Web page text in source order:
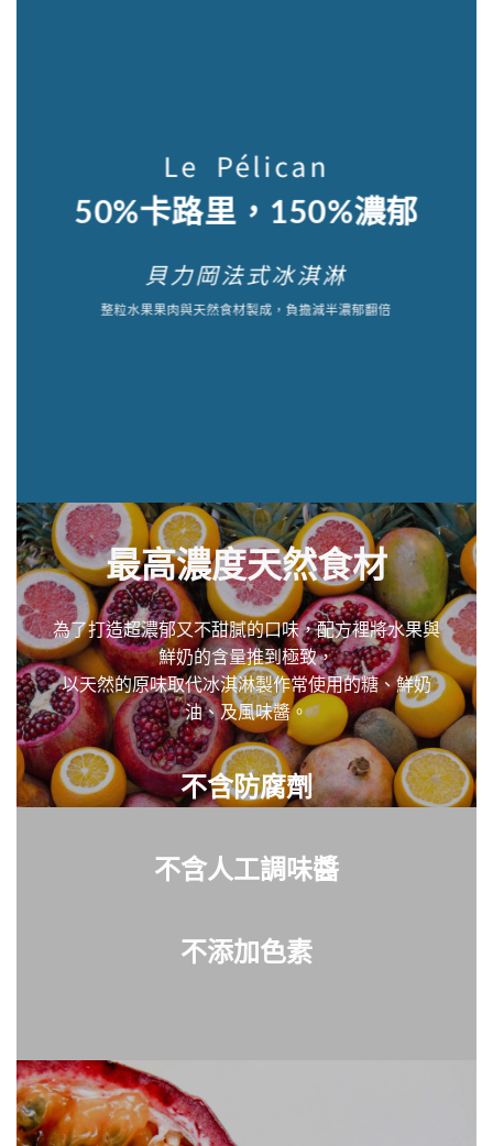
Le Pélican
50%卡路里，150%濃郁
貝力岡法式冰淇淋
整粒水果果肉與天然食材製成，負擔減半濃郁翻倍
最高濃度天然食材
為了打造超濃郁又不甜膩的口味，配方裡將水果與
鮮奶的含量推到極致，
以天然的原味取代冰淇淋製作常使用的糖、鮮奶
油、及風味醬。
不含防腐劑
不含人工調味醬
不添加色素